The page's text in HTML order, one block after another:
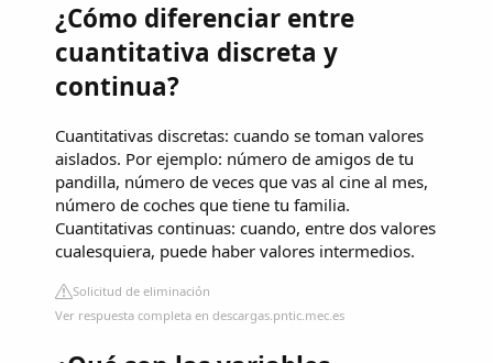
¿Cómo diferenciar entre
cuantitativa discreta y
continua?
Cuantitativas discretas: cuando se toman valores
aislados. Por ejemplo: número de amigos de tu
pandilla, número de veces que vas al cine al mes,
número de coches que tiene tu familia.
Cuantitativas continuas: cuando, entre dos valores
cualesquiera, puede haber valores intermedios.
Solicitud de eliminación
Ver respuesta completa en descargas.pntic.mec.es